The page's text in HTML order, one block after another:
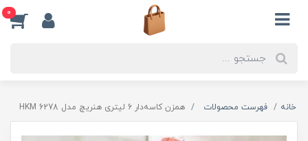
0
خانه فهرست محصولات همزن کاسه‌دار 6 لیتری هنریچ مدل HKM 6278